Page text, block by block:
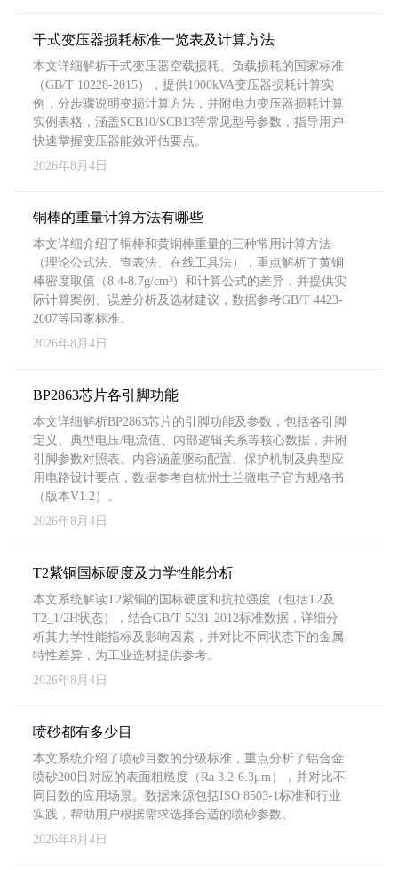
干式变压器损耗标准一览表及计算方法
本文详细解析干式变压器空载损耗、负载损耗的国家标准
（GB/T 10228-2015），提供1000kVA变压器损耗计算实
例，分步骤说明变损计算方法，并附电力变压器损耗计算
实例表格，涵盖SCB10/SCB13等常见型号参数，指导用户
快速掌握变压器能效评估要点。
2026年8月4日
铜棒的重量计算方法有哪些
本文详细介绍了铜棒和黄铜棒重量的三种常用计算方法
（理论公式法、查表法、在线工具法），重点解析了黄铜
棒密度取值（8.4-8.7g/cm³）和计算公式的差异，并提供实
际计算案例、误差分析及选材建议，数据参考GB/T 4423-
2007等国家标准。
2026年8月4日
BP2863芯片各引脚功能
本文详细解析BP2863芯片的引脚功能及参数，包括各引脚
定义、典型电压/电流值、内部逻辑关系等核心数据，并附
引脚参数对照表。内容涵盖驱动配置、保护机制及典型应
用电路设计要点，数据参考自杭州士兰微电子官方规格书
（版本V1.2）。
2026年8月4日
T2紫铜国标硬度及力学性能分析
本文系统解读T2紫铜的国标硬度和抗拉强度（包括T2及
T2_1/2H状态），结合GB/T 5231-2012标准数据，详细分
析其力学性能指标及影响因素，并对比不同状态下的金属
特性差异，为工业选材提供参考。
2026年8月4日
喷砂都有多少目
本文系统介绍了喷砂目数的分级标准，重点分析了铝合金
喷砂200目对应的表面粗糙度（Ra 3.2-6.3μm），并对比不
同目数的应用场景。数据来源包括ISO 8503-1标准和行业
实践，帮助用户根据需求选择合适的喷砂参数。
2026年8月4日